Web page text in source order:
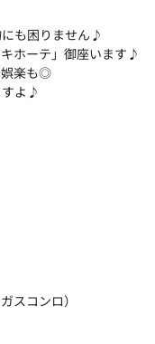
も困りません♪
ホーテ」御座います♪
娯楽も◎
すよ♪
スコンロ）